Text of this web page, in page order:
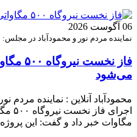
06 آگوست 2026
نماینده مردم نور و محمودآباد در مجلس:
فاز
می‌شود
محمودآباد آنلاین : نماینده مردم
مگاوات خبر داد و گفت: این